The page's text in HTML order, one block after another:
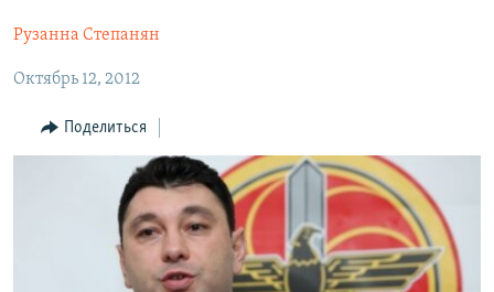
навигации
Перейти
ОБЩЕСТВО
ЭКОНОМИКА
РЕГИОН
НАГОРНЫЙ КАРАБАХ
Рузанна Степанян
Октябрь 12, 2012
Поделиться